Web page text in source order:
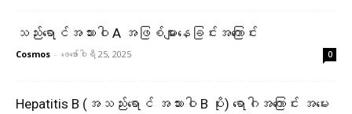
သည်းရောင်အသားဝါ A အဖြစ်များနေခြင်းအကြောင်း
Cosmos - ဖေ‌ဖော်ဝါရီ 25, 2025 0
Hepatitis B (အသည်းရောင် အသားဝါ B ပိုး) ရောဂါအကြောင်း အမေး